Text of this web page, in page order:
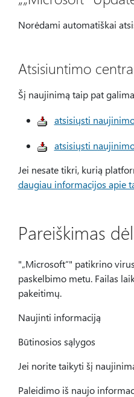
Norėdami automatiškai
Atsisiuntimo
Šį naujinimą taip pat
atsisiųsti
atsisiųsti
Jei nesate tikri, kurią
daugiau informacijos apie
Pareiškimas
"„Microsoft“" patikrino
paskelbimo metu. Failas
pakeitimų.
Naujinti informaciją
Būtinosios sąlygos
Jei norite taikyti šį
Paleidimo iš naujo